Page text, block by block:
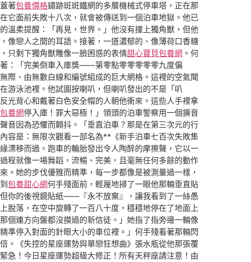
著包養價格鏽跡斑斑鐵網的多層機械式停車塔，正在那
它面前失敗十八次，就會被傳送到一個泊車地獄。他已
溫柔提醒：「再見，世界。」他沒有撞上獨角獸，但他
像戀人之間的耳語。接著，一道濃郁的、像薄荷口香糖
只剩下獨角獸雕像一臉困惑的表情甜心寶貝包養網 。何
：「完美倒車入庫獎——第零點零零零零零九度偏
無際、由無數白線和編號組成的巨大網格。這裡的空氣聞
游泳池裡。他試圖按喇叭，但喇叭發出的不是「叭
光背心和戴著白色安全帽的人朝他衝來。這些人手裡拿
包養網停入庫！罪大惡極！」領頭的泊車警察用一個擴音
音因為恐懼而顫抖。「垂直泊車？那是在第三次元的行
容是：無限次觀看一部名為**《新手泊車七百次失敗集
漂移而過。跑車的輪胎發出令人陶醉的摩擦聲，它以一
程就像一場舞蹈，流暢、完美，且毫無任何多餘的動作
她的步伐優雅而精準，每一步都像是被測量過一樣，
包養甜心網何手殘面前，輕蔑地掃了一眼他那輛垂直貼
你的後視鏡貼紙——『永不放棄』，讓我看到了一絲愚
脫落，在空中旋轉了一百八十度，穩穩地停在了地面上
連方向盤都沒摸過的新信徒。」她指了指旁邊一輛像
準停入對面的針眼大小的車位裡。」何手殘看著那輛閃
。《失控的星座運勢與單戀狂想曲》張水瓶從他那張覆
急！今日星座運勢超級大修正！所有天秤座請注意！由